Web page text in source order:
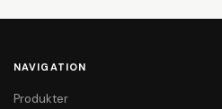
NAVIGATION
Produkter